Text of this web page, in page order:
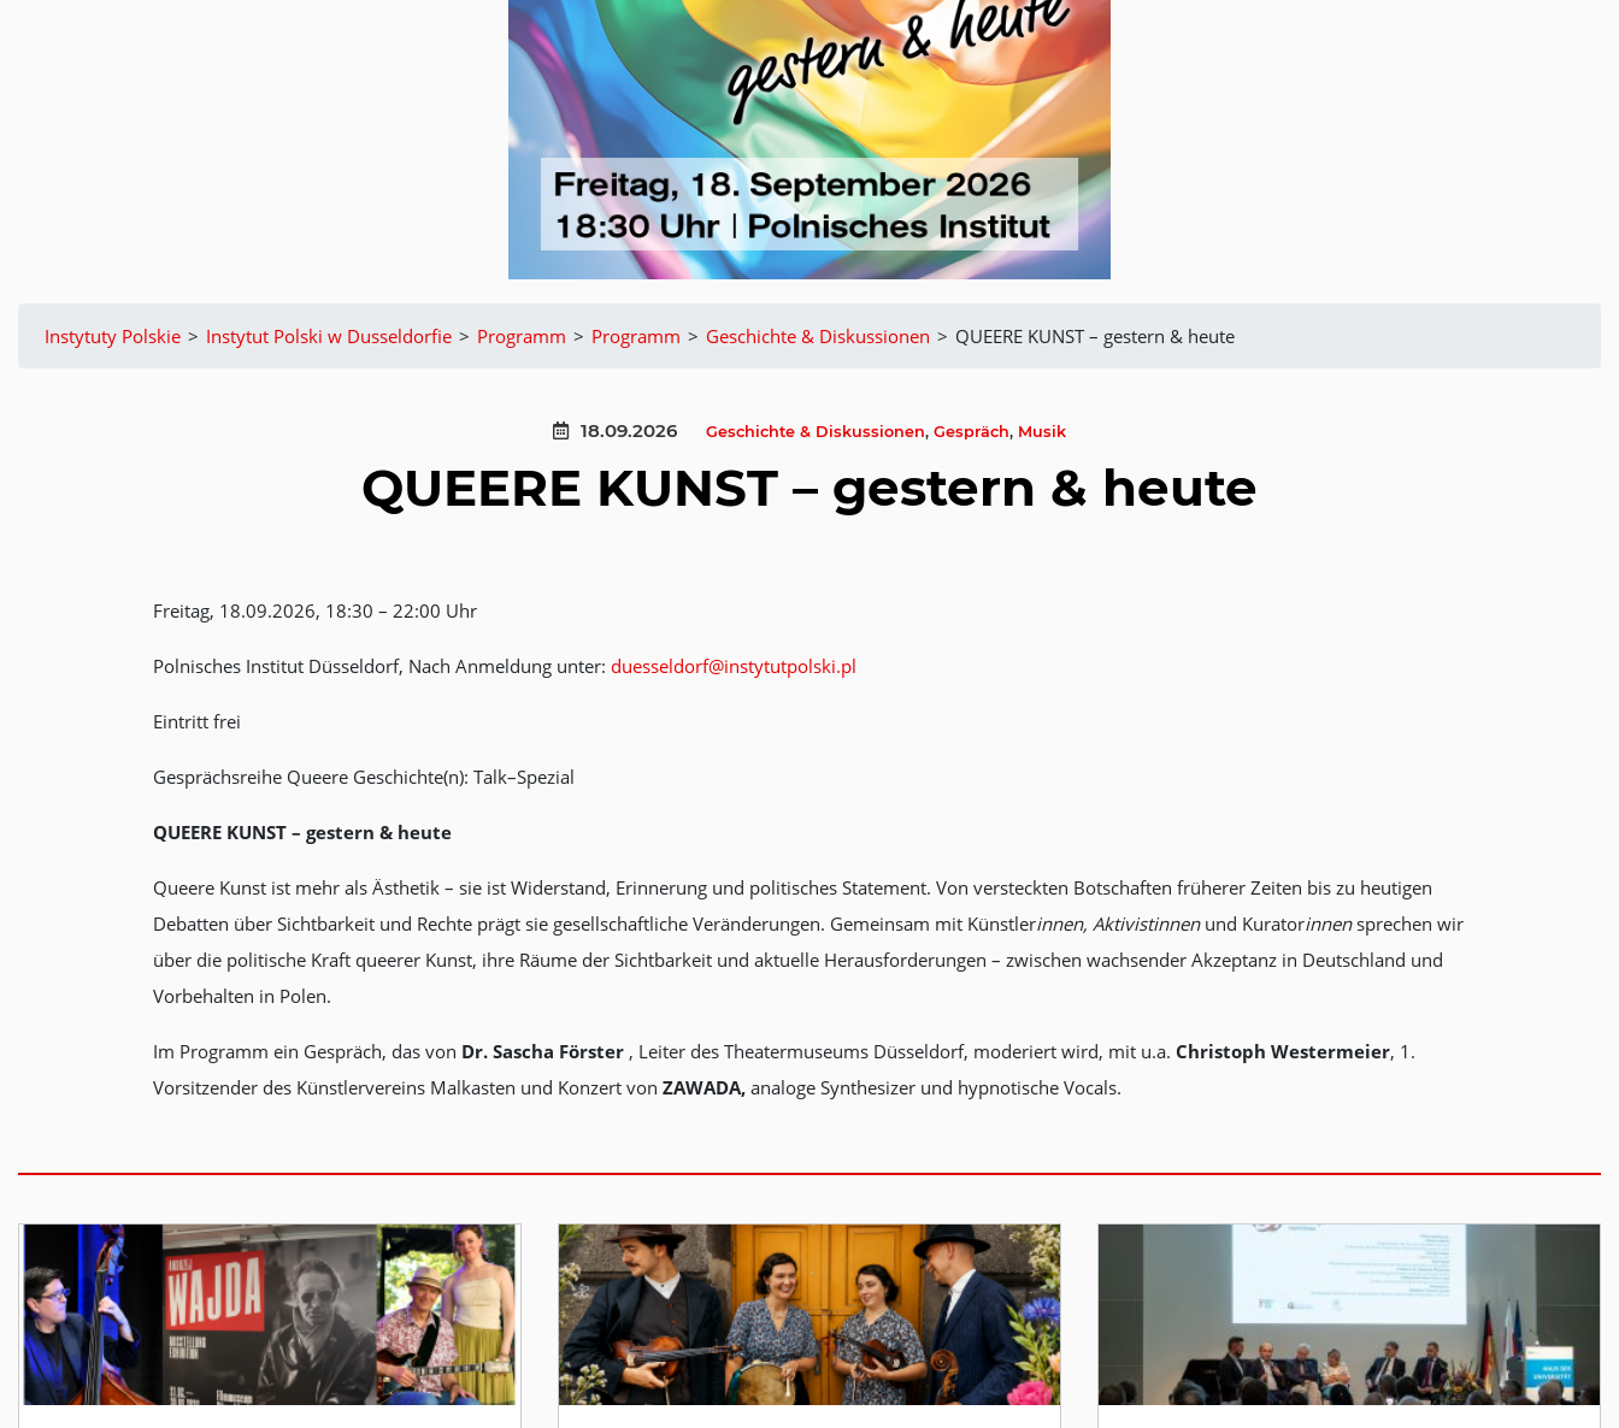
Instytuty Polskie > Instytut Polski w Dusseldorfie > Programm > Programm > Geschichte & Diskussionen > QUEERE KUNST – gestern & heute
18.09.2026 Geschichte & Diskussionen, Gespräch, Musik
QUEERE KUNST – gestern & heute
Freitag, 18.09.2026, 18:30 – 22:00 Uhr
Polnisches Institut Düsseldorf, Nach Anmeldung unter: duesseldorf@instytutpolski.pl
Eintritt frei
Gesprächsreihe Queere Geschichte(n): Talk–Spezial
QUEERE KUNST – gestern & heute
Queere Kunst ist mehr als Ästhetik – sie ist Widerstand, Erinnerung und politisches Statement. Von versteckten Botschaften früherer Zeiten bis zu heutigen
Debatten über Sichtbarkeit und Rechte prägt sie gesellschaftliche Veränderungen. Gemeinsam mit Künstlerinnen, Aktivistinnenund Kuratorinnensprechen wir
über die politische Kraft queerer Kunst, ihre Räume der Sichtbarkeit und aktuelle Herausforderungen – zwischen wachsender Akzeptanz in Deutschland und
Vorbehalten in Polen.
Im Programm ein Gespräch, das von Dr. Sascha Förster, Leiter des Theatermuseums Düsseldorf, moderiert wird, mit u.a. Christoph Westermeier, 1.
Vorsitzender des Künstlervereins Malkasten und Konzert von ZAWADA, analoge Synthesizer und hypnotische Vocals.